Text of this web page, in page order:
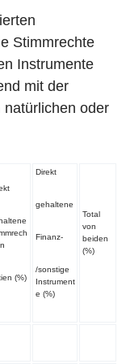
Stimmrechte
Instrumente
mit der
oder
(%)
Direkt
gehaltene
Finanz-
/sonstige
Instrument
e (%)
Total
von
beiden
(%)